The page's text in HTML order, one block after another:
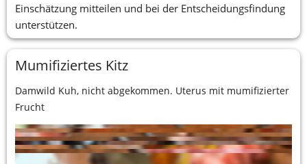
Einschätzung mitteilen und bei der Entscheidungsfindung
unterstützen.
Mumifiziertes Kitz
Damwild Kuh, nicht abgekommen. Uterus mit mumifizierter
Frucht